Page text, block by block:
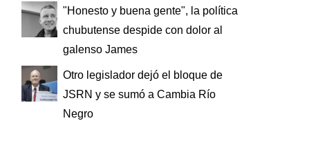
"Honesto y buena gente", la política
chubutense despide con dolor al
galenso James
Otro legislador dejó el bloque de
JSRN y se sumó a Cambia Río
Negro